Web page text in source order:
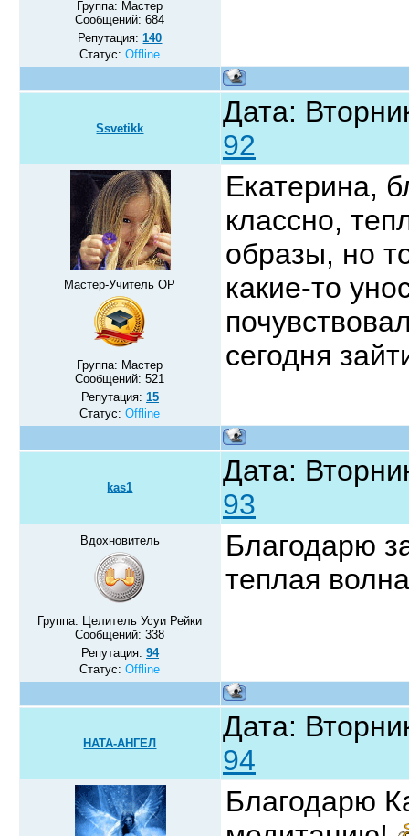
Группа: Мастер
Сообщений:684
Репутация:140
Статус:Offline
Ssvetikk
Дата:
92
Мастер-Учитель ОР
Группа: Мастер
Сообщений:521
Репутация: 15
Статус:Offline
Екатерина,
классно,
образы, но
какие-то
сегодня
kas1
Дата:
93
Вдохновитель
Группа: Целитель Усуи Рейки
Сообщений:338
Репутация: 94
Статус:Offline
Благодарю
теплая
НАТА-АНГЕЛ
Дата:
94
Благодарю